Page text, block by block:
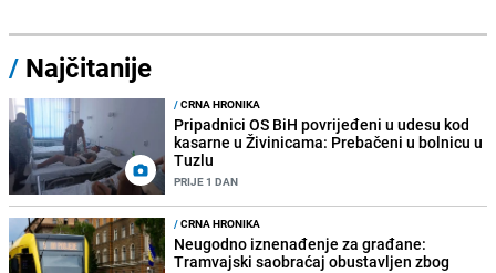
/ Najčitanije
/CRNA HRONIKA
Pripadnici OS BiH povrijeđeni u udesu kod
kasarne u Živinicama: Prebačeni u bolnicu u
Tuzlu
PRIJE 1 DAN
/CRNA HRONIKA
Neugodno iznenađenje za građane:
Tramvajski saobraćaj obustavljen zbog